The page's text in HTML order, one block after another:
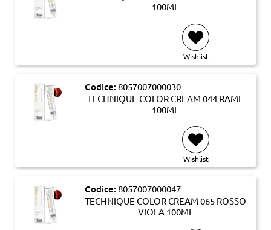
100ML
Wishlist
Codice: 8057007000030
TECHNIQUE COLOR CREAM 044 RAME
100ML
Wishlist
Codice: 8057007000047
TECHNIQUE COLOR CREAM 065 ROSSO
VIOLA 100ML